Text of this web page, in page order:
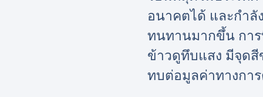
อนาคตได้ และกำลั
ทนทานมากขึ้น การ
ข้าวดูทึบแสง มีจุดสี
ทบต่อมูลค่าทางกา